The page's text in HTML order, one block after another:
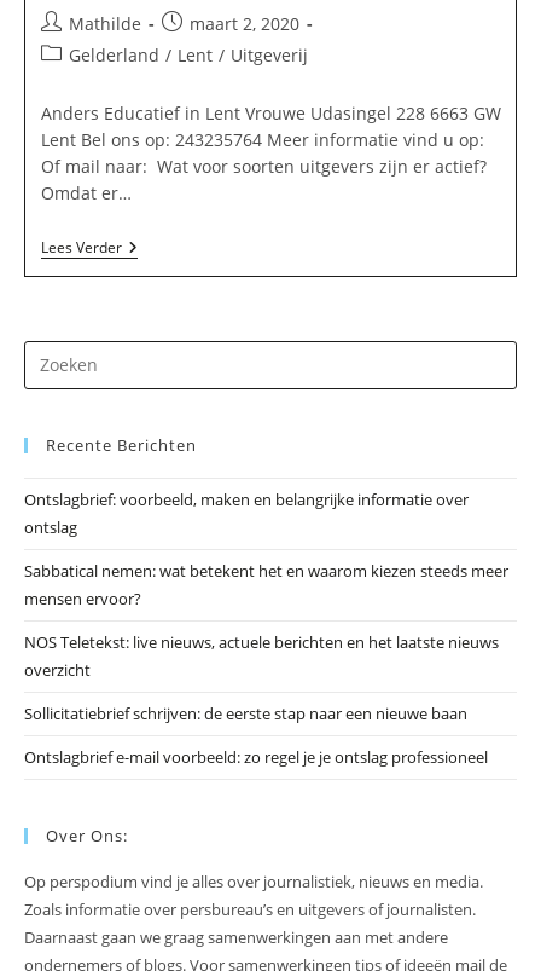
Bericht
auteur:
Mathilde
Bericht
gepubliceerd
maart 2, 2020
Berichtcategorie:
Gelderland / Lent / Uitgeverij
Anders Educatief in Lent Vrouwe Udasingel 228 6663 GW
Lent Bel ons op: 243235764 Meer informatie vind u op:
Of mail naar: Wat voor soorten uitgevers zijn er actief?
Omdat er…
Lees VerderAnders
Educatief
op
Recente Berichten
Ontslagbrief: voorbeeld, maken en belangrijke informatie over
ontslag
Sabbatical nemen: wat betekent het en waarom kiezen steeds meer
mensen ervoor?
NOS Teletekst: live nieuws, actuele berichten en het laatste nieuws
overzicht
Sollicitatiebrief schrijven: de eerste stap naar een nieuwe baan
Ontslagbrief e-mail voorbeeld: zo regel je je ontslag professioneel
Over Ons:
Op perspodium vind je alles over journalistiek, nieuws en media.
Zoals informatie over persbureau’s en uitgevers of journalisten.
Daarnaast gaan we graag samenwerkingen aan met andere
ondernemers of blogs. Voor samenwerkingen tips of ideeën mail de